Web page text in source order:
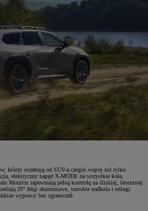
którzy oczekują od SUV-a czegoś więcej niż tylko
elektryczny napęd X-MODE na wszystkie koła,
Monitor zapewniają pełną kontrolę na śliskiej, błotnistej
20" felgi aluminiowe, szerokie nadkola i relingi
wyprawy bez ograniczeń.